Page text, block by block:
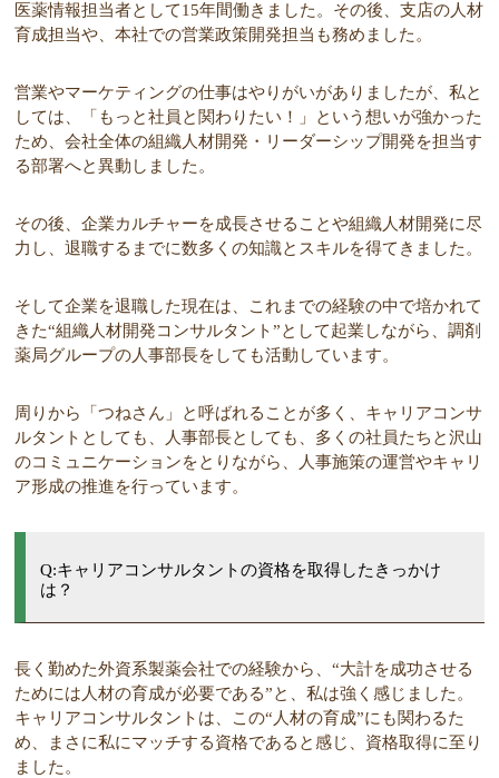
医薬情報担当者として15年間働きました。その後、支店の人材
育成担当や、本社での営業政策開発担当も務めました。
営業やマーケティングの仕事はやりがいがありましたが、私と
しては、「もっと社員と関わりたい！」という想いが強かった
ため、会社全体の組織人材開発・リーダーシップ開発を担当す
る部署へと異動しました。
その後、企業カルチャーを成長させることや組織人材開発に尽
力し、退職するまでに数多くの知識とスキルを得てきました。
そして企業を退職した現在は、これまでの経験の中で培かれて
きた“組織人材開発コンサルタント”として起業しながら、調剤
薬局グループの人事部長をしても活動しています。
周りから「つねさん」と呼ばれることが多く、キャリアコンサ
ルタントとしても、人事部長としても、多くの社員たちと沢山
のコミュニケーションをとりながら、人事施策の運営やキャリ
ア形成の推進を行っています。
Q:キャリアコンサルタントの資格を取得したきっかけ
は？
長く勤めた外資系製薬会社での経験から、“大計を成功させる
ためには人材の育成が必要である”と、私は強く感じました。
キャリアコンサルタントは、この“人材の育成”にも関わるた
め、まさに私にマッチする資格であると感じ、資格取得に至り
ました。